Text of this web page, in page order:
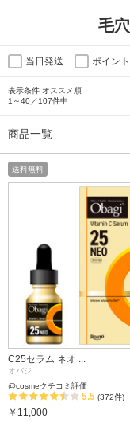
毛
当日発送 ポイン
表示条件 オススメ順
1～40／107件中
商品一覧
送料無料
C25セラム ネオ ...
オバジ
@cosmeクチコミ評価
5.5 (372件)
￥11,000